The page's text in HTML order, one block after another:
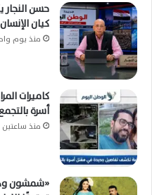
حسن
كيان الإنسان
منذ يوم
كاميرات
أسرة
منذ ساعتين